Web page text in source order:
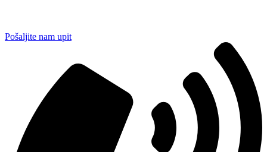
Pošaljite nam upit